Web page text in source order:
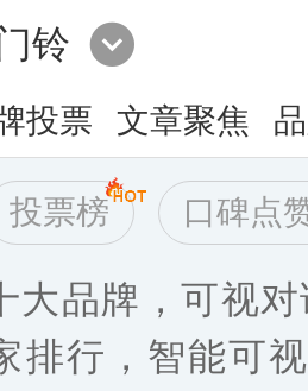
铃
投票 文章聚焦
投票榜 口碑点
大品牌，可视
排行，智能可